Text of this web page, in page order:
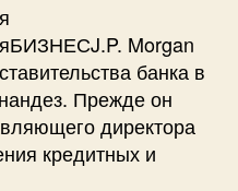
Morgan
банка в
Прежде он
директора
кредитных и